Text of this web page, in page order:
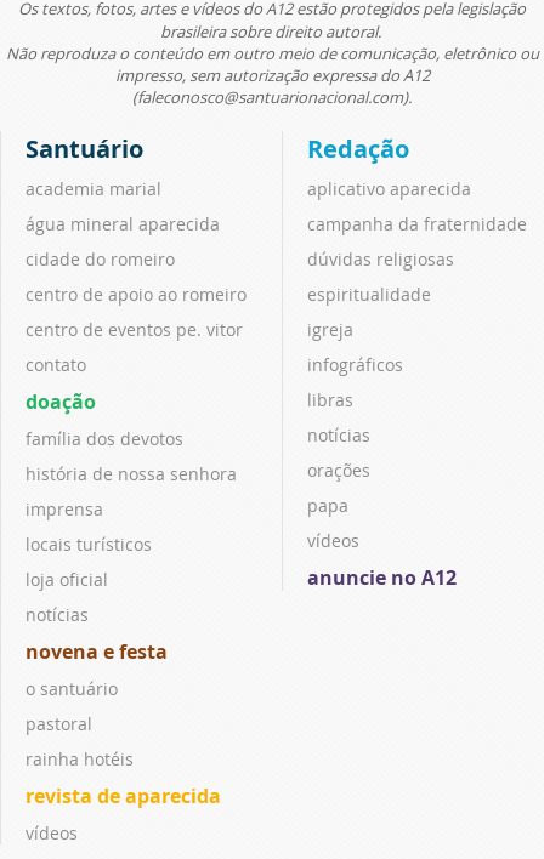
Os textos, fotos, artes e vídeos do A12 estão protegidos pela legislação
brasileira sobre direito autoral.
Não reproduza o conteúdo em outro meio de comunicação, eletrônico ou
impresso, sem autorização expressa do A12
(faleconosco@santuarionacional.com).
Santuário
academia marial
água mineral aparecida
cidade do romeiro
centro de apoio ao romeiro
centro de eventos pe. vitor
contato
doação
família dos devotos
história de nossa senhora
imprensa
locais turísticos
loja oficial
notícias
novena e festa
o santuário
pastoral
rainha hotéis
revista de aparecida
vídeos
Redação
aplicativo aparecida
campanha da fraternidade
dúvidas religiosas
espiritualidade
igreja
infográficos
libras
notícias
orações
papa
vídeos
anuncie no A12